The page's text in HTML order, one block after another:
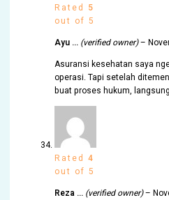
Rated 5
out of 5
Ayu … (verified owner)–
Asuransi kesehatan saya
operasi. Tapi setelah
buat proses hukum,
Rated4
out of 5
Reza … (verified owner)–